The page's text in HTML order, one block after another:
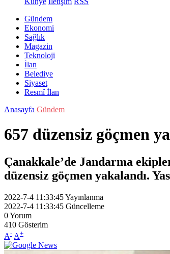
Gündem
Ekonomi
Sağlık
Magazin
Teknoloji
İlan
Belediye
Siyaset
Resmî İlan
Anasayfa Gündem
657 düzensiz göçmen
Çanakkale’de Jandarma
düzensiz göçmen yakalandı.
2022-7-4 11:33:45Yayınlanma
2022-7-4 11:33:45 Güncelleme
0Yorum
410 Gösterim
A- A+